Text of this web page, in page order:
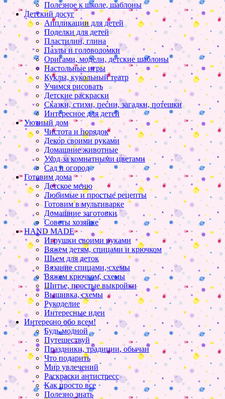
Полезное к школе, шаблоны
Детский досуг
Аппликации для детей
Поделки для детей
Пластилин, глина
Пазлы и головоломки
Оригами, модели, детские шаблоны
Настольные игры
Куклы, кукольный театр
Учимся рисовать
Детские раскраски
Сказки, стихи, песни, загадки, потешки
Интересное для детей
Уютный дом
Чистота и порядок
Декор своими руками
Домашние животные
Уход за комнатными цветами
Сад и огород
Готовим дома
Детское меню
Любимые и простые рецепты
Готовим в мультиварке
Домашние заготовки
Советы хозяйке
HAND MADE
Игрушки своими руками
Вяжем детям, спицами и крючком
Шьем для деток
Вязание спицами, схемы
Вяжем крючком, схемы
Шитье, простые выкройки
Вышивка, схемы
Рукоделие
Интересные идеи
Интересно обо всем!
Будь модной
Путешествуй
Праздники, традиции, обычаи
Что подарить
Мир увлечений
Раскраски антистресс
Как просто все
Полезно знать